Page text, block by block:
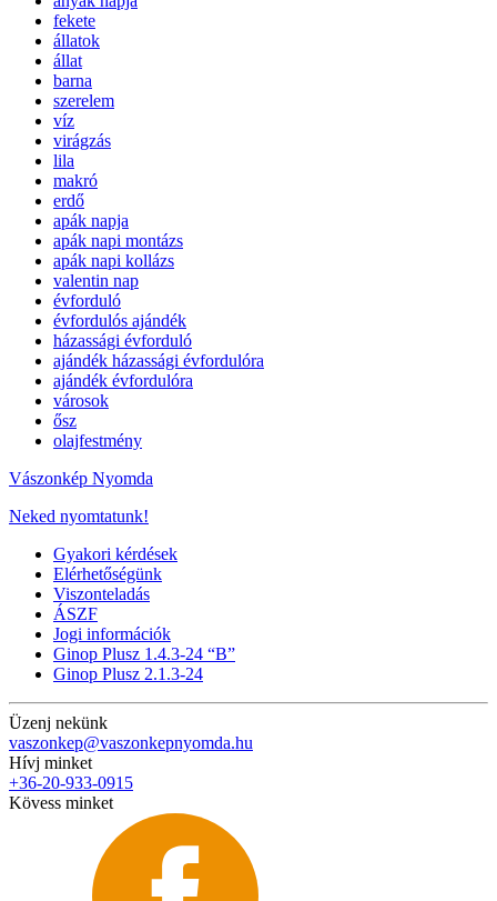
fekete
állatok
állat
barna
szerelem
víz
virágzás
lila
makró
erdő
apák napja
apák napi montázs
apák napi kollázs
valentin nap
évforduló
évfordulós ajándék
házassági évforduló
ajándék házassági évfordulóra
ajándék évfordulóra
városok
ősz
olajfestmény
Vászonkép Nyomda
Neked nyomtatunk!
Gyakori kérdések
Elérhetőségünk
Viszonteladás
ÁSZF
Jogi információk
Ginop Plusz 1.4.3-24 “B”
Ginop Plusz 2.1.3-24
Üzenj nekünk
vaszonkep@vaszonkepnyomda.hu
Hívj minket
+36-20-933-0915
Kövess minket